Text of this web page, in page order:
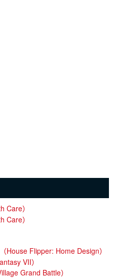
Care）
Care）
House Flipper: Home Design）
VII）
Grand Battle）